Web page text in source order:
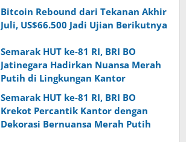
Bitcoin Rebound dari Tekanan Akhir
Juli, US$66.500 Jadi Ujian Berikutnya
Semarak HUT ke-81 RI, BRI BO
Jatinegara Hadirkan Nuansa Merah
Putih di Lingkungan Kantor
Semarak HUT ke-81 RI, BRI BO
Krekot Percantik Kantor dengan
Dekorasi Bernuansa Merah Putih